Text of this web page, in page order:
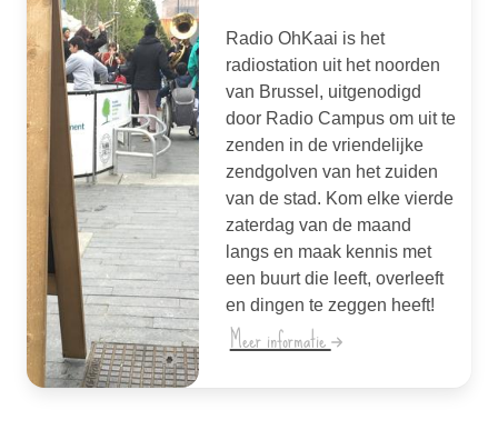
Radio OhKaai is het
radiostation uit het noorden
van Brussel, uitgenodigd
door Radio Campus om uit te
zenden in de vriendelijke
zendgolven van het zuiden
van de stad. Kom elke vierde
zaterdag van de maand
langs en maak kennis met
een buurt die leeft, overleeft
en dingen te zeggen heeft!
Meer informatie